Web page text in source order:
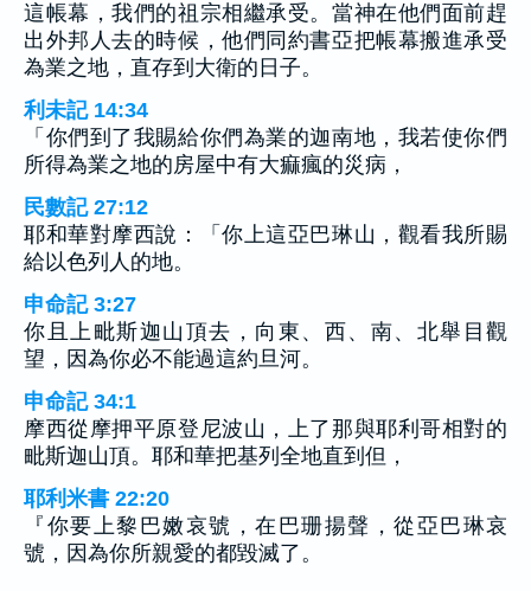
這帳幕，我們的祖宗相繼承受。當神在他們面前趕
出外邦人去的時候，他們同約書亞把帳幕搬進承受
為業之地，直存到大衛的日子。
利未記 14:34
「你們到了我賜給你們為業的迦南地，我若使你們
所得為業之地的房屋中有大痲瘋的災病，
民數記 27:12
耶和華對摩西說：「你上這亞巴琳山，觀看我所賜
給以色列人的地。
申命記 3:27
你且上毗斯迦山頂去，向東、西、南、北舉目觀
望，因為你必不能過這約旦河。
申命記 34:1
摩西從摩押平原登尼波山，上了那與耶利哥相對的
毗斯迦山頂。耶和華把基列全地直到但，
耶利米書 22:20
『你要上黎巴嫩哀號，在巴珊揚聲，從亞巴琳哀
號，因為你所親愛的都毀滅了。